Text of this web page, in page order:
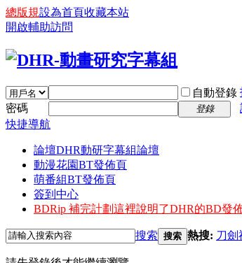
總版規設為首頁收藏本站
開啟輔助訪問
自動登錄
密碼
登錄
快捷導航
論壇DHR動研字幕組論壇
動漫花園BT發佈頁
萌番組BT發佈頁
簽到中心
BDRip 補完計劃這裡說明了DHR的BD發
搜索 搜索 熱搜: 刀劍